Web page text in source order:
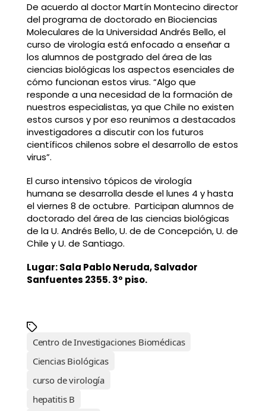
De acuerdo al doctor Martín Montecino director
del programa de doctorado en Biociencias
Moleculares de la Universidad Andrés Bello, el
curso de virología está enfocado a enseñar a
los alumnos de postgrado del área de las
ciencias biológicas los aspectos esenciales de
cómo funcionan estos virus. “Algo que
responde a una necesidad de la formación de
nuestros especialistas, ya que Chile no existen
estos cursos y por eso reunimos a destacados
investigadores a discutir con los futuros
científicos chilenos sobre el desarrollo de estos
virus”.
El curso intensivo tópicos de virología
humana se desarrolla desde el lunes 4 y hasta
el viernes 8 de octubre. Participan alumnos de
doctorado del área de las ciencias biológicas
de la U. Andrés Bello, U. de de Concepción, U. de
Chile y U. de Santiago.
Lugar: Sala Pablo Neruda, Salvador
Sanfuentes 2355. 3º piso.
Centro de Investigaciones Biomédicas
Ciencias Biológicas
curso de virología
hepatitis B